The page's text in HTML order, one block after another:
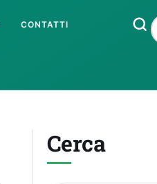
CONTATTI
Cerca